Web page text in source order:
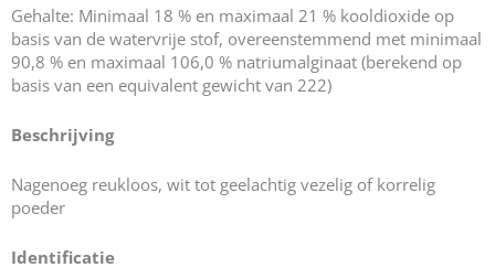
Gehalte: Minimaal 18 % en maximaal 21 % kooldioxide op
basis van de watervrije stof, overeenstemmend met minimaal
90,8 % en maximaal 106,0 % natriumalginaat (berekend op
basis van een equivalent gewicht van 222)
Beschrijving
Nagenoeg reukloos, wit tot geelachtig vezelig of korrelig
poeder
Identificatie